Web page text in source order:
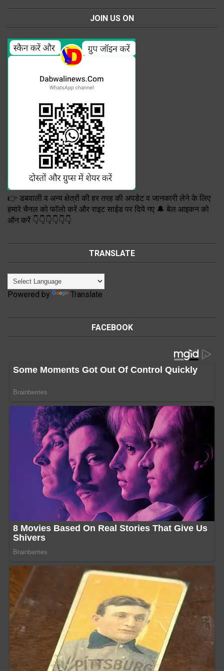
JOIN US ON
👉 डबवाली व अन्य क्षेत्रों की हर तरह की अपडेट व जानकारी लेने के लिए
हमारे चैनल को फॉलो करें और राइट साईड पर दिये गए 🔔 बेल आइकन को
ऑन करें 👇👇👇👇👇👇
TRANSLATE
Powered by Translate
FACEBOOK